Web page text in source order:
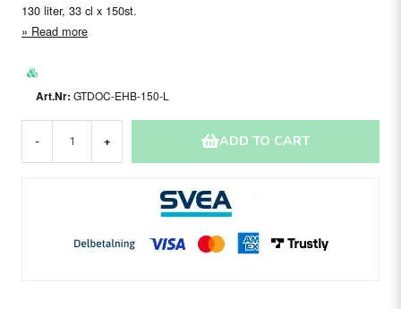
130 liter, 33 cl x 150st.
Read more
GTDOC-EHB-150-L
- + ADD TO CART